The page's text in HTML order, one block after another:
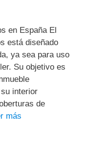
en España El
está diseñado
ya sea para uso
Su objetivo es
interior
de
más